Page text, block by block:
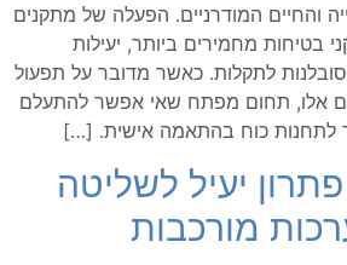
והחיים המודרניים. הפעלה של מתקנים
בטיחות מחמירים ביותר, יעילות
לתקלות. כאשר מדובר על תפעול
אלו, תחום מפתח שאי אפשר להתעלם
לתחנות כוח בהתאמה אישית. […]
יעיל לשליטה
מורכבות